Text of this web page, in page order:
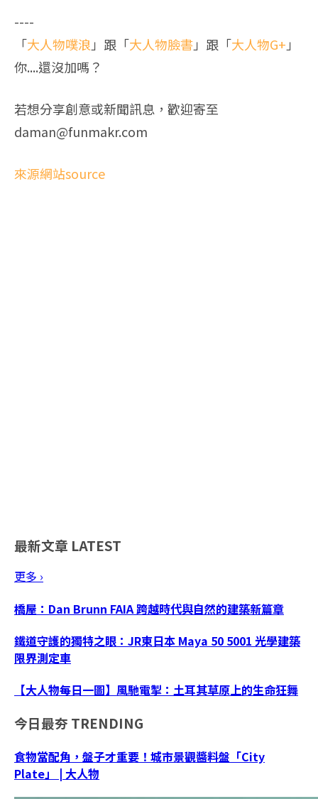
----
「大人物噗浪 」跟「大人物臉書」跟「大人物G+ 」
你....還沒加嗎？
若想分享創意或新聞訊息，歡迎寄至
daman@funmakr.com
來源網站source
最新文章 LATEST
更多 ›
橋屋：Dan Brunn FAIA 跨越時代與自然的建築新篇章
鐵道守護的獨特之眼：JR東日本 Maya 50 5001 光學建築
限界測定車
【大人物每日一圖】風馳電掣：土耳其草原上的生命狂舞
今日最夯 TRENDING
食物當配角，盤子才重要！城市景觀醬料盤「City
Plate」 | 大人物